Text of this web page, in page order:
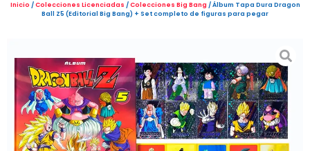
Inicio /Colecciones Licenciadas /Colecciones Big Bang / Álbum Tapa Dura Dragon
Ball Z5 (Editorial Big Bang) + Set completo de figuras para pegar